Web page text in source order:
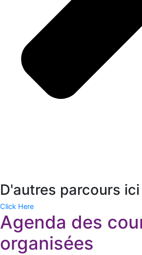
D'autres parcours ici
Click Here
Agenda des
organisées